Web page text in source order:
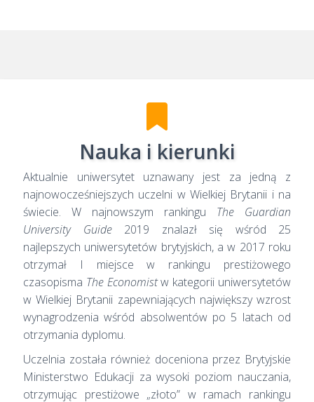
Nauka i kierunki
Aktualnie uniwersytet uznawany jest za jedną z
najnowocześniejszych uczelni w Wielkiej Brytanii i na
świecie. W najnowszym rankingu The Guardian
University Guide2019 znalazł się wśród 25
najlepszych uniwersytetów brytyjskich, a w 2017 roku
otrzymał I miejsce w rankingu prestiżowego
czasopisma The Economistw kategorii uniwersytetów
w Wielkiej Brytanii zapewniających największy wzrost
wynagrodzenia wśród absolwentów po 5 latach od
otrzymania dyplomu.
Uczelnia została również doceniona przez Brytyjskie
Ministerstwo Edukacji za wysoki poziom nauczania,
otrzymując prestiżowe „złoto” w ramach rankingu